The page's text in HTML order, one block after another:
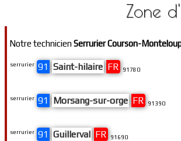
Zone
Notre technicienSerrurier Courson-
serrurier 91 Guillerval FR 91690
serrurier 91 Morsang-sur-orge FR 91390
serrurier 91 Saint-hilaire FR 91780